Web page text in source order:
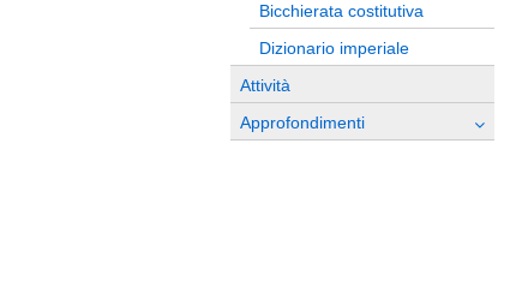
Bicchierata costitutiva
Dizionario imperiale
Attività
Approfondimenti